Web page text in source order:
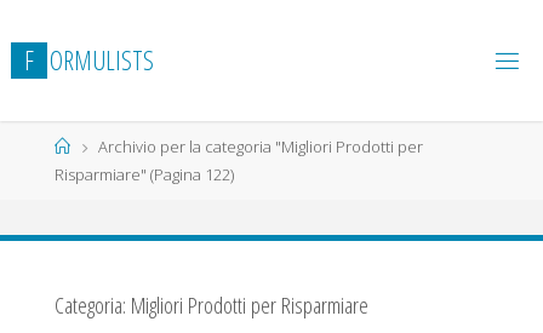
al
contenuto
F ORMULISTS
HomeArchivio per la categoria "Migliori Prodotti per
Risparmiare" (Pagina 122)
Categoria: Migliori Prodotti per Risparmiare